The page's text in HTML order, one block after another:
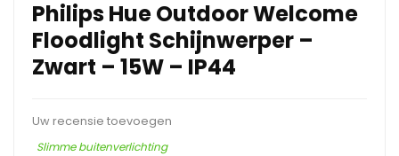
Philips Hue Outdoor Welcome
Floodlight Schijnwerper –
Zwart – 15W – IP44
Uw recensie toevoegen
Slimme buitenverlichting